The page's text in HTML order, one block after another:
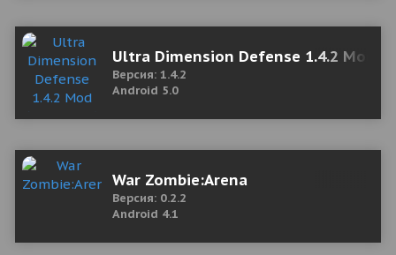
Ultra Dimension Defense 1.4.2 Mod
Версия: 1.4.2
Android 5.0
War Zombie:Arena
Версия: 0.2.2
Android 4.1